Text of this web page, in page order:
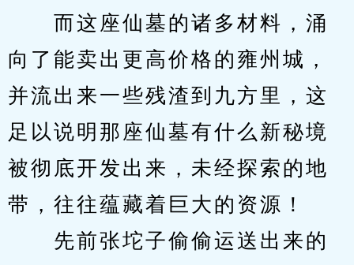
而这座仙墓的诸多材料，涌
向了能卖出更高价格的雍州城，
并流出来一些残渣到九方里，这
足以说明那座仙墓有什么新秘境
被彻底开发出来，未经探索的地
带，往往蕴藏着巨大的资源！
先前张坨子偷偷运送出来的